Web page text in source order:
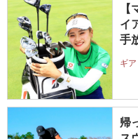
イ
手
ギ
帰